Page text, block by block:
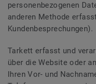
personenbezogenen
anderen Methode
Kundenbesprechungen).
Tarkett erfasst und
über die Website oder
Ihren Vor- und